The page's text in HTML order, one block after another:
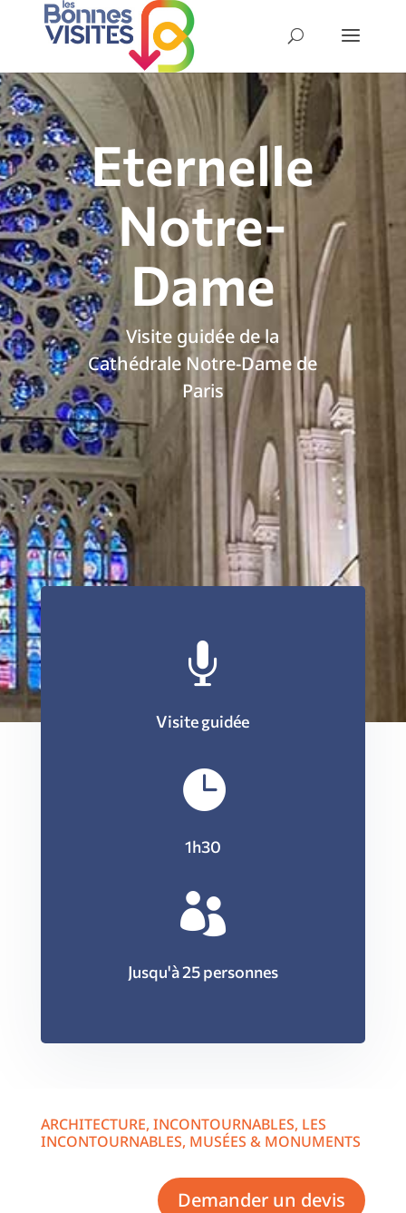
Eternelle
Notre-
Dame
Visite guidée de la
Cathédrale Notre-Dame de
Paris

Visite guidée

1h30

Jusqu'à 25 personnes
ARCHITECTURE, INCONTOURNABLES, LES
INCONTOURNABLES, MUSÉES & MONUMENTS
Demander un devis